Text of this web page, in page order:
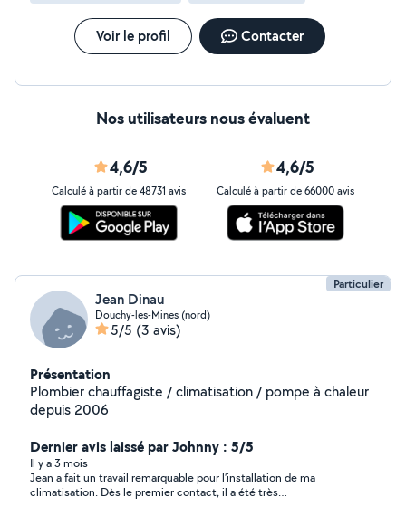
Voir le profil Contacter
Nos utilisateurs nous évaluent
4,6/5
Calculé à partir de 48731 avis
4,6/5
Calculé à partir de 66000 avis
Particulier
Jean Dinau
Douchy-les-Mines (nord)
5/5 (3 avis)
Présentation
Plombier chauffagiste / climatisation / pompe à chaleur
depuis 2006
Dernier avis laissé par Johnny : 5/5
Il y a 3 mois
Jean a fait un travail remarquable pour l’installation de ma
climatisation. Dès le premier contact, il a été très